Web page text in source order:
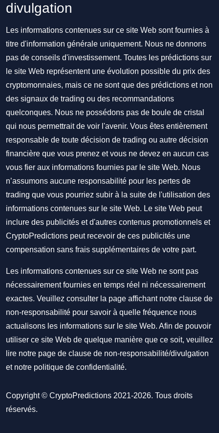
divulgation
Les informations contenues sur ce site Web sont fournies à
titre d'information générale uniquement. Nous ne donnons
pas de conseils d'investissement. Toutes les prédictions sur
le site Web représentent une évolution possible du prix des
cryptomonnaies, mais ce ne sont que des prédictions et non
des signaux de trading ou des recommandations
quelconques. Nous ne possédons pas de boule de cristal
qui nous permettrait de voir l'avenir. Vous êtes entièrement
responsable de toute décision de trading ou autre décision
financière que vous prenez et vous ne devez en aucun cas
vous fier aux informations fournies par le site Web. Nous
n’assumons aucune responsabilité pour les pertes de
trading que vous pourriez subir à la suite de l'utilisation des
informations contenues sur le site Web. Le site Web peut
inclure des publicités et d'autres contenus promotionnels et
CryptoPredictions peut recevoir de ces publicités une
compensation sans frais supplémentaires de votre part.
Les informations contenues sur ce site Web ne sont pas
nécessairement fournies en temps réel ni nécessairement
exactes. Veuillez consulter la page affichant notre clause de
non-responsabilité pour savoir à quelle fréquence nous
actualisons les informations sur le site Web. Afin de pouvoir
utiliser ce site Web de quelque manière que ce soit, veuillez
lire notre page de clause de non-responsabilité/divulgation
et notre politique de confidentialité.
Copyright © CryptoPredictions 2021-2026. Tous droits
réservés.